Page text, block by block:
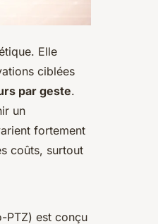
Elle
ciblées
par geste.
un
fortement
coûts, surtout
PTZ) est conçu